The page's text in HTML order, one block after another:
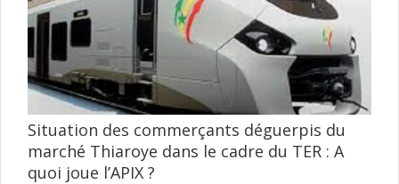
Situation des commerçants déguerpis du
marché Thiaroye dans le cadre du TER : A
quoi joue l’APIX ?